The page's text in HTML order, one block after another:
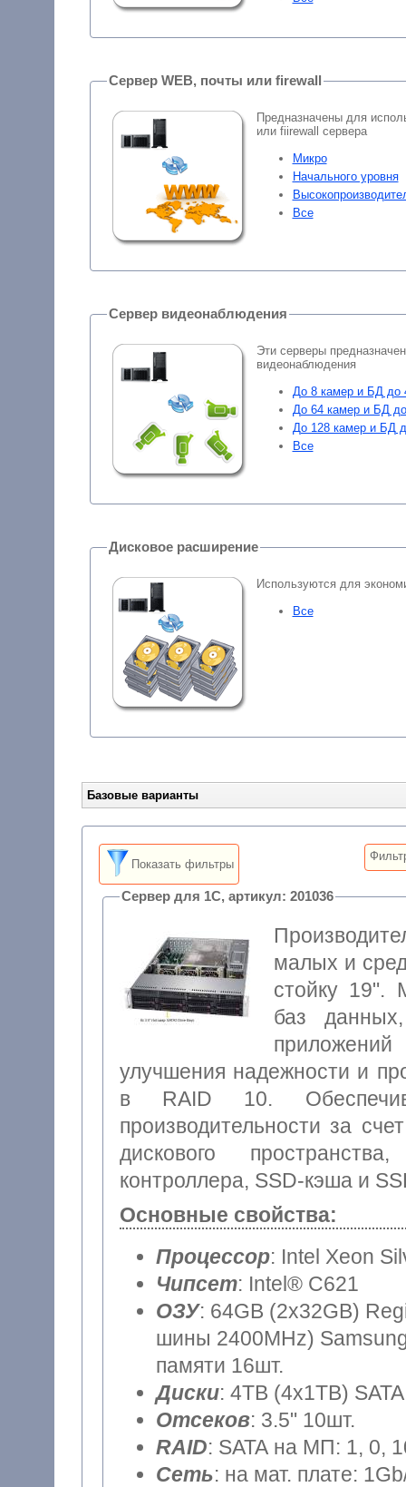
Сервер WEB, почты или firewall
Предназначены для
или fiirewall сервера
Микро
Начального уровня
Все
Сервер видеонаблюдения
Эти серверы
видеонаблюдения
До 8 камер и БД до
До 64 камер и БД
До 128 камер и БД
Все
Дисковое расширение
Используются для
Все
Базовые варианты
Показать фильтры
Сервер для 1С, артикул: 201036
малых и
стойку 19".
баз
улучшения надежности и
в RAID 10.
производительности за
дискового
контроллера, SSD-кэша и
Основные свойства:
Процессор: Intel Xeon
Чипсет: Intel® C621
ОЗУ: 64GB (2x32GB)
шины 2400MHz)
памяти 16шт.
Диски: 4TB (4x1TB)
Отсеков: 3.5" 10шт.
RAID: SATA на МП: 1, 0,
Сеть: на мат. плате: